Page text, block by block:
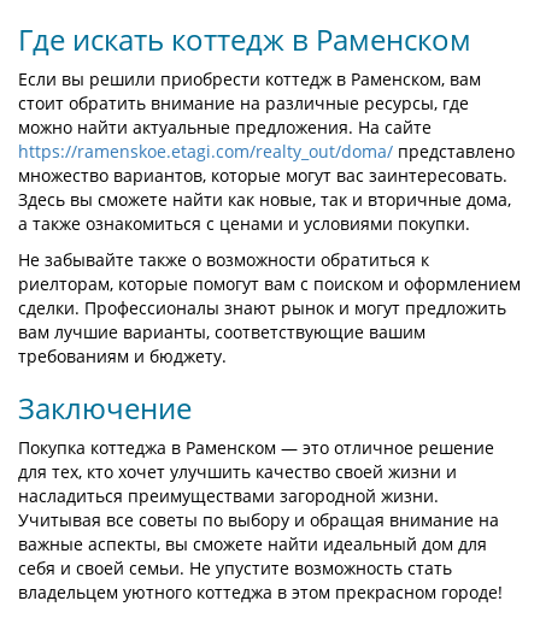
Где искать коттедж в Раменском
Если вы решили приобрести коттедж в Раменском, вам
стоит обратить внимание на различные ресурсы, где
можно найти актуальные предложения. На сайте
https://ramenskoe.etagi.com/realty_out/doma/ представлено
множество вариантов, которые могут вас заинтересовать.
Здесь вы сможете найти как новые, так и вторичные дома,
а также ознакомиться с ценами и условиями покупки.
Не забывайте также о возможности обратиться к
риелторам, которые помогут вам с поиском и оформлением
сделки. Профессионалы знают рынок и могут предложить
вам лучшие варианты, соответствующие вашим
требованиям и бюджету.
Заключение
Покупка коттеджа в Раменском — это отличное решение
для тех, кто хочет улучшить качество своей жизни и
насладиться преимуществами загородной жизни.
Учитывая все советы по выбору и обращая внимание на
важные аспекты, вы сможете найти идеальный дом для
себя и своей семьи. Не упустите возможность стать
владельцем уютного коттеджа в этом прекрасном городе!